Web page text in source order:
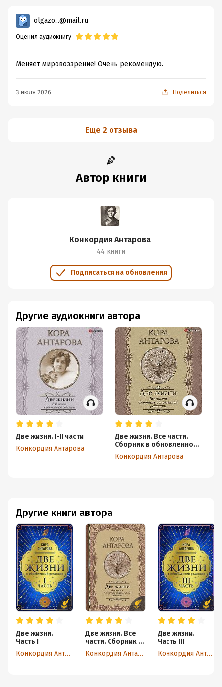
olgazo...@mail.ru
Оценил аудиокнигу
Меняет мировоззрение! Очень рекомендую.
3 июля 2026 Поделиться
Еще 2 отзыва
Автор книги
Конкордия Антарова
44 книги
Подписаться на обновления
Другие книги автора
Две жизни.
Часть I
Конкордия Антарова
Две жизни. Все
части. Сборник в
обновленной
редакции
Конкордия Антарова
Две жизни.
Часть III
Конкордия Антарова
Другие аудиокниги автора
Две жизни. I-II части
Конкордия Антарова
Две жизни. Все части.
Сборник в обновленной
редакции
Конкордия Антарова